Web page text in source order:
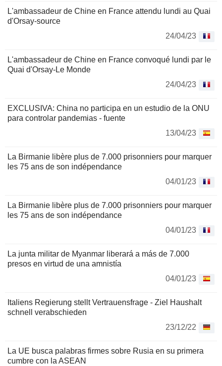
L'ambassadeur de Chine en France attendu lundi au Quai
d'Orsay-source
24/04/23
L'ambassadeur de Chine en France convoqué lundi par le
Quai d'Orsay-Le Monde
24/04/23
EXCLUSIVA: China no participa en un estudio de la ONU
para controlar pandemias - fuente
13/04/23
La Birmanie libère plus de 7.000 prisonniers pour marquer
les 75 ans de son indépendance
04/01/23
La Birmanie libère plus de 7.000 prisonniers pour marquer
les 75 ans de son indépendance
04/01/23
La junta militar de Myanmar liberará a más de 7.000
presos en virtud de una amnistía
04/01/23
Italiens Regierung stellt Vertrauensfrage - Ziel Haushalt
schnell verabschieden
23/12/22
La UE busca palabras firmes sobre Rusia en su primera
cumbre con la ASEAN